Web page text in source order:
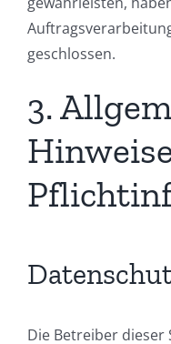
geschlossen.
3.
Die Betreiber dieser